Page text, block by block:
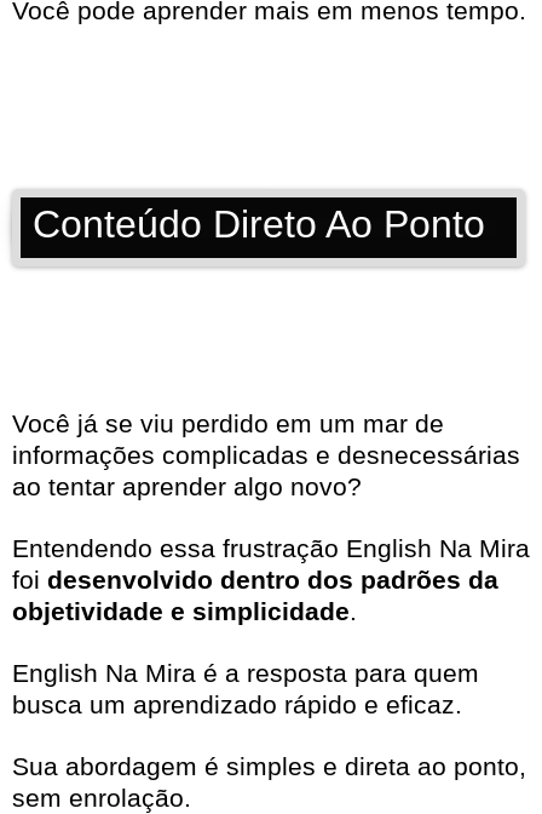
Você pode aprender mais em menos tempo.
Conteúdo Direto Ao Ponto
Você já se viu perdido em um mar de
informações complicadas e desnecessárias
ao tentar aprender algo novo?
Entendendo essa frustração English Na Mira
foi desenvolvido dentro dos padrões da
objetividade e simplicidade.
English Na Mira é a resposta para quem
busca um aprendizado rápido e eficaz.
Sua abordagem é simples e direta ao ponto,
sem enrolação.